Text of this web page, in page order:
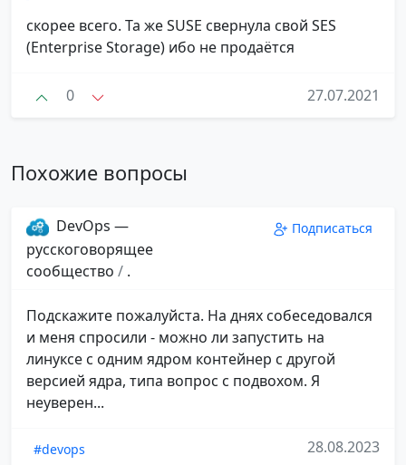
скорее всего. Та же SUSE свернула свой SES
(Enterprise Storage) ибо не продаётся
0 27.07.2021
Похожие вопросы
DevOps —
русскоговорящее
сообщество / .
Подписаться
Подскажите пожалуйста. На днях собеседовался
и меня спросили - можно ли запустить на
линуксе с одним ядром контейнер с другой
версией ядра, типа вопрос с подвохом. Я
неуверен...
#devops
28.08.2023